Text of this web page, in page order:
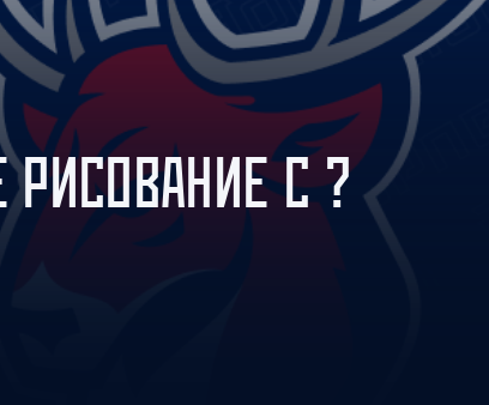
Амур
Барыс
Салават Юлаев
Сибирь
РИСОВАНИЕ С ?